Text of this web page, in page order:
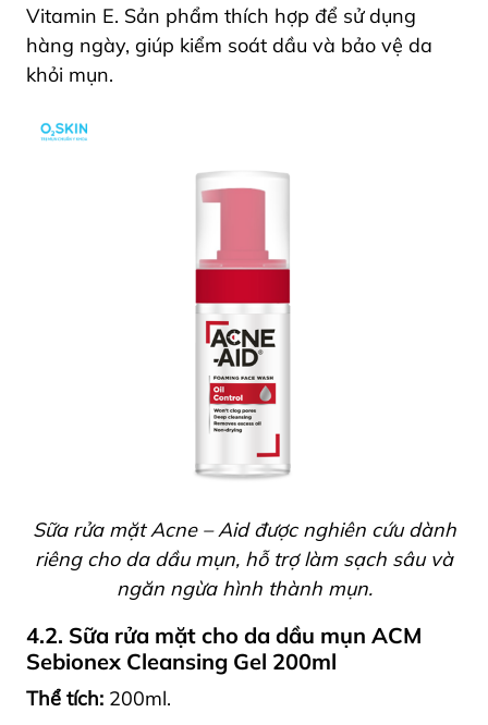
Vitamin E. Sản phẩm thích hợp để sử dụng
hàng ngày, giúp kiểm soát dầu và bảo vệ da
khỏi mụn.
Sữa rửa mặt Acne – Aid được nghiên cứu dành
riêng cho da dầu mụn, hỗ trợ làm sạch sâu và
ngăn ngừa hình thành mụn.
4.2. Sữa rửa mặt cho da dầu mụn ACM
Sebionex Cleansing Gel 200ml
Thể tích: 200ml.